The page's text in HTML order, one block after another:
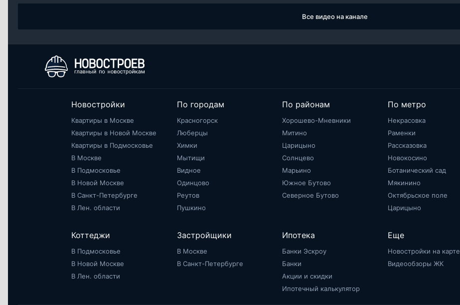
Все видео на канале
Новостройки
Квартиры в Москве
Квартиры в Новой Москве
Квартиры в Подмосковье
В Москве
В Подмосковье
В Новой Москве
В Санкт-Петербурге
В Лен. области
По городам
Красногорск
Люберцы
Химки
Мытищи
Видное
Одинцово
Реутов
Пушкино
По районам
Хорошево-Мневники
Митино
Царицыно
Солнцево
Марьино
Южное Бутово
Северное Бутово
По метро
Некрасовка
Раменки
Рассказовка
Новокосино
Ботанический сад
Мякинино
Октябрьское поле
Царицыно
Коттеджи
В Подмосковье
В Новой Москве
В Лен. области
Застройщики
В Москве
В Санкт-Петербурге
Ипотека
Банки Эскроу
Банки
Акции и скидки
Ипотечный калькулятор
Еще
Новостройки на карте
Видеообзоры ЖК